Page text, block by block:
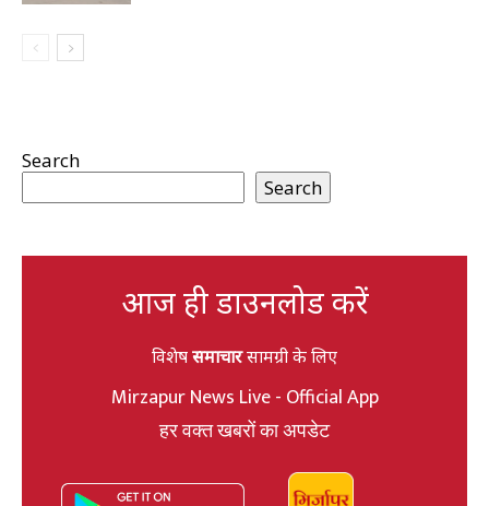
Search
Search
आज ही डाउनलोड करें
विशेषसमाचारसामग्री के लिए
Mirzapur News Live - Official App
हर वक्त खबरों का अपडेट